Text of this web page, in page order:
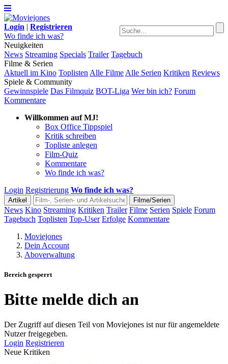
Login | Registrieren
Wo finde ich was?
Neuigkeiten
News Streaming Specials Trailer Tagebuch
Filme & Serien
Aktuell im Kino Toplisten Alle Filme Alle Serien Kritiken Reviews
Spiele & Community
Gewinnspiele Das Filmquiz BOT-Liga Wer bin ich? Forum
Kommentare
Willkommen auf MJ!
Box Office Tippspiel
Kritik schreiben
Topliste anlegen
Film-Quiz
Kommentare
Wo finde ich was?
Login Registrierung Wo finde ich was?
News Kino Streaming Kritiken Trailer Filme Serien Spiele Forum
Tagebuch Toplisten Top-User Erfolge Kommentare
Moviejones
Dein Account
Aboverwaltung
Bereich gesperrt
Bitte melde dich an
Der Zugriff auf diesen Teil von Moviejones ist nur für angemeldete
Nutzer freigegeben.
Login Registrieren
Neue Kritiken